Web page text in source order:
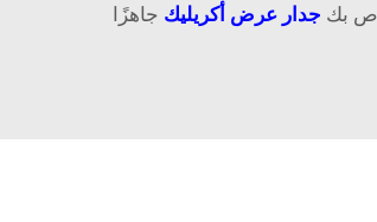
بك جدار عرض أكريليك جاهزًا